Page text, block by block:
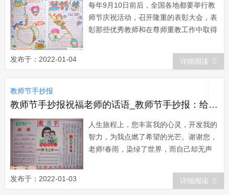
每年9月10日前后，全国各地都要举行教
师节庆祝活动，召开隆重的表彰大会，表
彰那些优秀教师和在尊师重教工作中取得
往一些在中小学慰问教师。各级政府、各
行各业以及广大学生都满怀热情地为教师
办实事，排忧解难，为他们献身教育事业
创造条件，使尊师重教的传统得以恢复和
发扬光...
发布于：2022-01-04 详细阅读
教师节手抄报
教师节手抄报祝福老师的话语_教师节手抄报：给老师的祝福
人生旅程上，您丰富我的心灵，开发我的
智力，为我点燃了希望的光芒。谢谢您，
老师!春雨，染绿了世界，而自己却无声
们心田的春雨，我们将永远感谢您。老
师，您是海洋，我是贝壳，是您给了我斑
发布于：2022-01-03 详细阅读